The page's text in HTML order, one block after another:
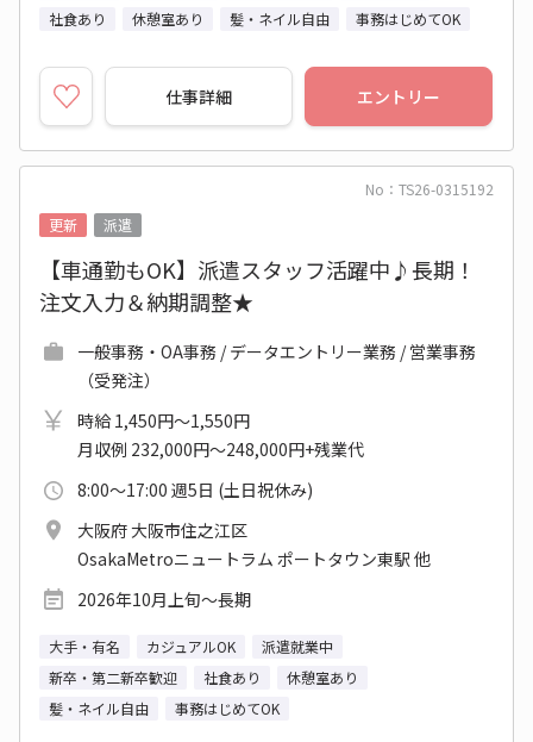
社食あり
休憩室あり 髪・ネイル自由 事務はじめてOK
仕事詳細 エントリー
No：TS26-0315192
更新
派遣
【車通勤もOK】派遣スタッフ活躍中♪長期！
注文入力＆納期調整★
一般事務・OA事務 / データエントリー業務 / 営業事務
（受発注）
時給 1,450円～1,550円
月収例 232,000円～248,000円+残業代
8:00～17:00 週5日 (土日祝休み)
大阪府 大阪市住之江区
OsakaMetroニュートラム ポートタウン東駅 他
2026年10月上旬～長期
大手・有名 カジュアルOK
派遣就業中
新卒・第二新卒歓迎
社食あり
休憩室あり
髪・ネイル自由
事務はじめてOK